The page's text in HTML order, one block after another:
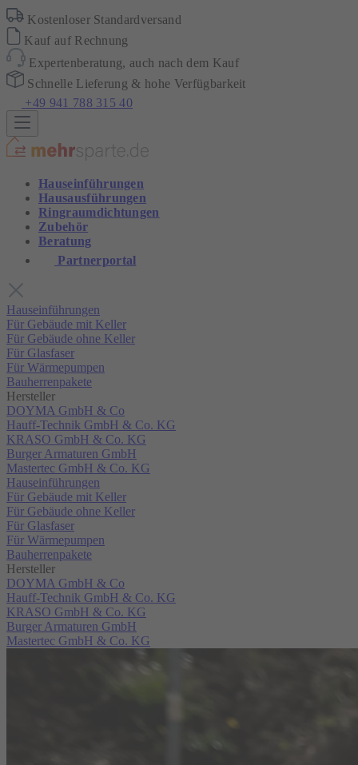
Kostenloser Standardversand
Kauf auf Rechnung
Expertenberatung, auch nach dem Kauf
Schnelle Lieferung & hohe Verfügbarkeit
+49 941 788 315 40
Hauseinführungen
Hausausführungen
Ringraumdichtungen
Zubehör
Beratung
Partnerportal
Hauseinführungen
Für Gebäude mit Keller
Für Gebäude ohne Keller
Für Glasfaser
Für Wärmepumpen
Bauherrenpakete
Hersteller
DOYMA GmbH & Co
Hauff-Technik GmbH & Co. KG
KRASO GmbH & Co. KG
Burger Armaturen GmbH
Mastertec GmbH & Co. KG
Hauseinführungen
Für Gebäude mit Keller
Für Gebäude ohne Keller
Für Glasfaser
Für Wärmepumpen
Bauherrenpakete
Hersteller
DOYMA GmbH & Co
Hauff-Technik GmbH & Co. KG
KRASO GmbH & Co. KG
Burger Armaturen GmbH
Mastertec GmbH & Co. KG